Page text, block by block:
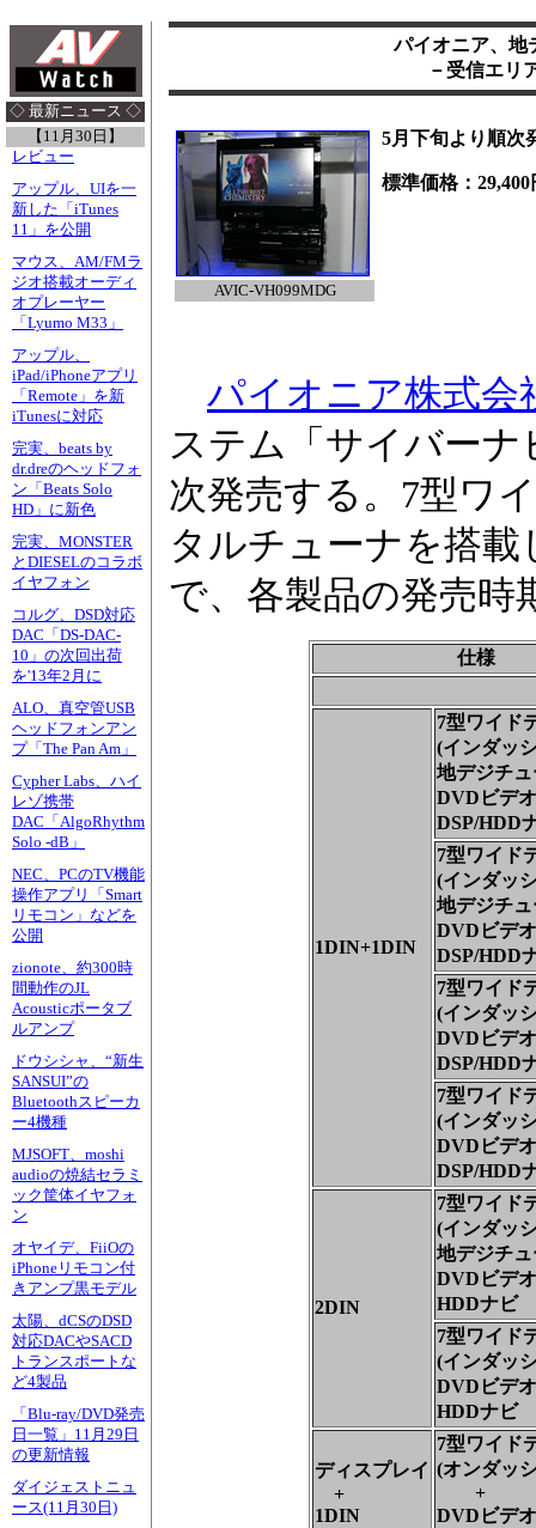
◇ 最新ニュース ◇
【11月30日】
レビュー
アップル、UIを一
新した「iTunes
11」を公開
マウス、AM/FMラ
ジオ搭載オーディ
オプレーヤー
「Lyumo M33」
アップル、
iPad/iPhoneアプリ
「Remote」を新
iTunesに対応
完実、beats by
dr.dreのヘッドフォ
ン「Beats Solo
HD」に新色
完実、MONSTER
とDIESELのコラボ
イヤフォン
コルグ、DSD対応
DAC「DS-DAC-
10」の次回出荷
を'13年2月に
ALO、真空管USB
ヘッドフォンアン
プ「The Pan Am」
Cypher Labs、ハイ
レゾ携帯
DAC「AlgoRhythm
Solo -dB」
NEC、PCのTV機能
操作アプリ「Smart
リモコン」などを
公開
zionote、約300時
間動作のJL
Acousticポータブ
ルアンプ
ドウシシャ、“新生
SANSUI”の
Bluetoothスピーカ
ー4機種
MJSOFT、moshi
audioの焼結セラミ
ック筐体イヤフォ
ン
オヤイデ、FiiOの
iPhoneリモコン付
きアンプ黒モデル
太陽、dCSのDSD
対応DACやSACD
トランスポートな
ど4製品
「Blu-ray/DVD発売
日一覧」11月29日
の更新情報
ダイジェストニュ
ース(11月30日)
パイオニア、地
－受信エリ
AVIC-VH099MDG
5月下旬より順次
標準価格：29,400
パイオニア株式会
ステム「サイバー
次発売する。7型ワ
タルチューナを搭
で、各製品の発売時
仕様
1DIN+1DIN
7型ワイド
(インダッ
地デジチュ
DVDビデ
DSP/HDD
7型ワイド
(インダッ
地デジチュ
DVDビデ
DSP/HDD
7型ワイド
(インダッ
DVDビデ
DSP/HDD
7型ワイド
(インダッ
DVDビデ
DSP/HDD
2DIN
7型ワイド
(インダッ
地デジチュ
DVDビデ
HDDナビ
7型ワイド
(インダッ
DVDビデ
HDDナビ
ディスプレイ
+
1DIN
7型ワイド
(オンダッ
+
DVDビデオ